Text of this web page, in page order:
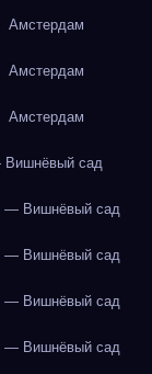
Амстердам
Амстердам
Амстердам
сад
— Вишнёвый сад
— Вишнёвый сад
— Вишнёвый сад
— Вишнёвый сад